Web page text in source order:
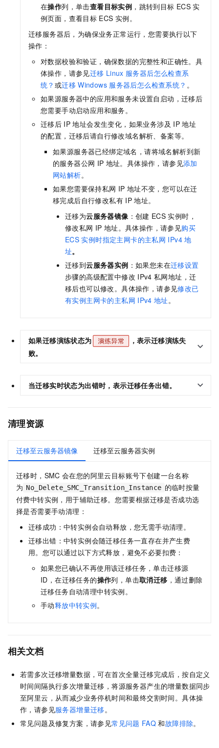
在操作列，单击查看目标实例 ，跳转到目标 ECS 实
例页面，查看目标 ECS 实例。
迁移服务器后，为确保业务正常运行，您需要执行以下
操作：
对数据校验和验证，确保数据的完整性和正确性。具
体操作，请参见迁移 Linux 服务器后怎么检查系
统？ 或迁移 Windows 服务器后怎么检查系统？ 。
如果源服务器中的应用和服务未设置自启动，迁移后
您需要手动启动应用和服务。
迁移后 IP 地址会发生变化，如果业务涉及 IP 地址
的配置，迁移后请自行修改域名解析、备案等。
如果源服务器已经绑定域名，请将域名解析到新
的服务器公网 IP 地址。具体操作，请参见添加
网站解析。
如果您需要保持私网 IP 地址不变，您可以在迁
移完成后自行修改私有 IP 地址。
迁移为云服务器镜像 ：创建 ECS 实例时，
修改私网 IP 地址。具体操作，请参见购买
ECS 实例时指定主网卡的主私网 IPv4 地
址。
迁移到云服务器实例 ：如果您未在迁移设置
步骤的高级配置中修改 IPv4 私网地址，迁
移后也可以修改。具体操作，请参见修改已
有实例主网卡的主私网 IPv4 地址 。
如果迁移演练状态为
，表示迁移演练失
败。
当迁移实时状态为出错时，表示迁移任务出错。
清理资源
迁移至云服务器镜像 迁移至云服务器实例
迁移时，SMC 会在您的阿里云目标账号下创建一台名称
为 No_Delete_SMC_Transition_Instance 的临时按量
付费中转实例，用于辅助迁移。您需要根据迁移是否成功选
择是否需要手动清理：
迁移成功：中转实例会自动释放，您无需手动清理。
迁移出错：中转实例会随迁移任务一直存在并产生费
用。您可以通过以下方式释放，避免不必要扣费：
如果您已确认不再使用该迁移任务，单击迁移源
ID，在迁移任务的操作列，单击取消迁移 ，通过删除
迁移任务自动清理中转实例。
手动释放中转实例。
相关文档
若需多次迁移增量数据，可在首次全量迁移完成后，按自定义
时间间隔执行多次增量迁移，将源服务器产生的增量数据同步
至阿里云，从而减少业务停机时间和最终交割时间。具体操
作，请参见服务器增量迁移 。
常见问题及修复方案，请参见常见问题 FAQ 和故障排除。